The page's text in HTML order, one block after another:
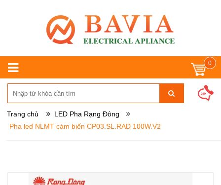
0
Trang chủ
LED Pha Rạng Đông
Pha led NLMT cảm biến CP03.SL.RAD 100W.V2